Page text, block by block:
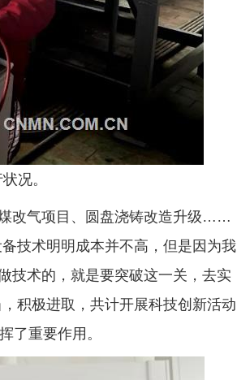
况。
改气项目、圆盘浇铸改造升级……
技术明明成本并不高，但是因为我
技术的，就是要突破这一关，去实
积极进取，共计开展科技创新活动
了重要作用。